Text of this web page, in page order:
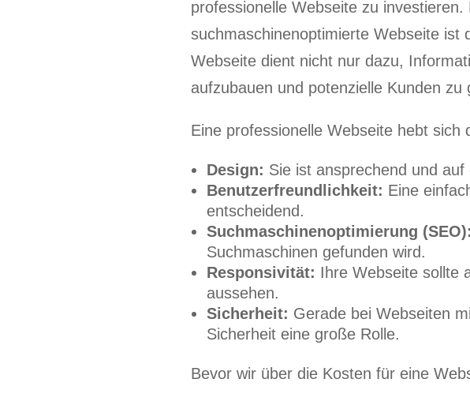
professionelle Webseite zu
suchmaschinenoptimierte Webseite ist
Webseite dient nicht nur dazu,
aufzubauen und potenzielle Kunden zu
Eine professionelle Webseite hebt sich
Design: Sie ist ansprechend und
Benutzerfreundlichkeit: Eine
entscheidend.
Suchmaschinenoptimierung (SEO):
Suchmaschinen gefunden wird.
Responsivität: Ihre Webseite sollte
aussehen.
Sicherheit: Gerade bei Webseiten
Sicherheit eine große Rolle.
Bevor wir über die Kosten für eine